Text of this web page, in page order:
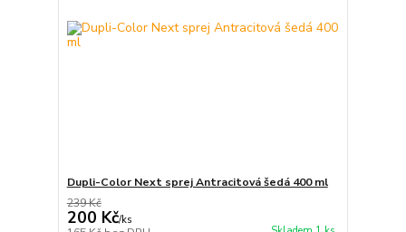
Dupli-Color Next sprej Antracitová šedá 400 ml
239 Kč
200 Kč/ks